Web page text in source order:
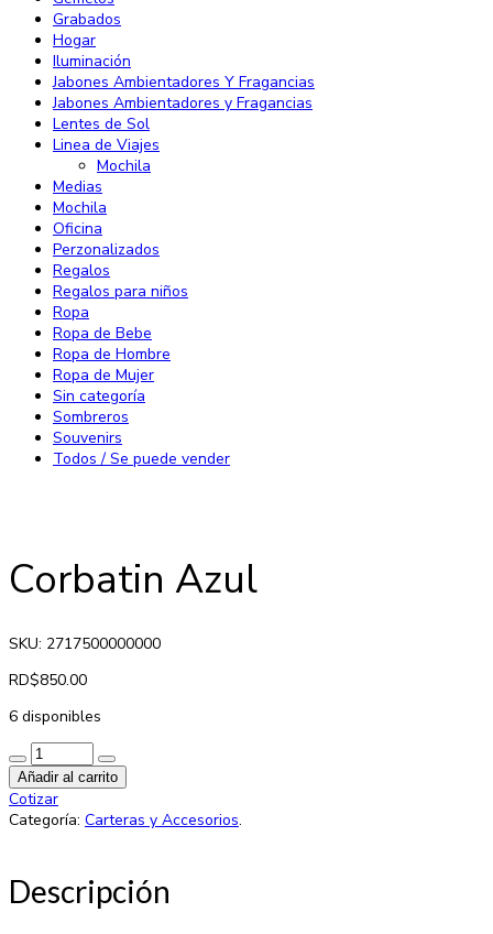
Grabados
Hogar
Iluminación
Jabones Ambientadores Y Fragancias
Jabones Ambientadores y Fragancias
Lentes de Sol
Linea de Viajes
Mochila
Medias
Mochila
Oficina
Perzonalizados
Regalos
Regalos para niños
Ropa
Ropa de Bebe
Ropa de Hombre
Ropa de Mujer
Sin categoría
Sombreros
Souvenirs
Todos / Se puede vender
Corbatin Azul
SKU: 2717500000000
RD$850.00
6 disponibles
Añadir al carrito
Cotizar
Categoría: Carteras y Accesorios.
Descripción